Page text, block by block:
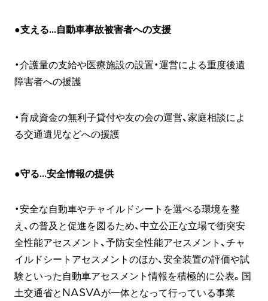
●支える…自動車事故被害者への支援
・介護量の支給や医療施設の設置・運営による重度後遺
障害者への援護
・育成資金の無利子貸付や友の会の運営、家庭相談によ
る交通遺児などへの援護
●守る…安全情報の提供
・安全な自動車やチャイルドシートを選べる環境を整
え、の普及と促進を図るため、中立公正な立場で衝突安
全性能アセスメント、予防安全性能アセスメント、チャ
イルドシートアセスメントのほか、安全装置の評価や試
験といった自動車アセスメント情報を積極的に公表。国
土交通省とNASVAが一体となって行っている事業